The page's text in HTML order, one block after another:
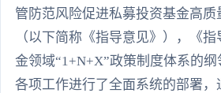
管防范风险促进私募投资基金高质
（以下简称《指导意见》），《
金领域“1+N+X”政策制度体系的
各项工作进行了全面系统的部署